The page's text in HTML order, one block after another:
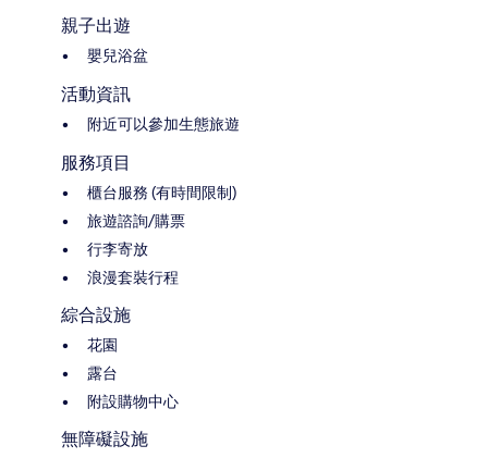
親子出遊
嬰兒浴盆
活動資訊
附近可以參加生態旅遊
服務項目
櫃台服務 (有時間限制)
旅遊諮詢/購票
行李寄放
浪漫套裝行程
綜合設施
花園
露台
附設購物中心
無障礙設施